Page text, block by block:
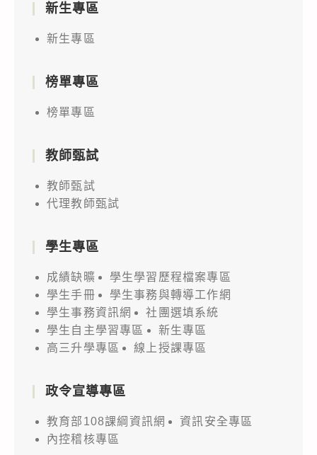
新生專區
新生專區
榜單專區
榜單專區
教師甄試
教師甄試
代理教師甄試
學生專區
成績缺曠
學生學習歷程檔案專區
學生手冊
學生事務與轉導工作網
學生事務資訊網
社團選填系統
學生自主學習專區
新生專區
高三升學專區
線上授課專區
政令宣導專區
教育部108課綱資訊網
資訊安全專區
內控稽核專區